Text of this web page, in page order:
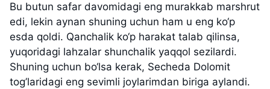
Bu butun safar davomidagi eng murakkab marshrut
edi, lekin aynan shuning uchun ham u eng ko‘p
esda qoldi. Qanchalik ko‘p harakat talab qilinsa,
yuqoridagi lahzalar shunchalik yaqqol sezilardi.
Shuning uchun bo‘lsa kerak, Secheda Dolomit
tog’laridagi eng sevimli joylarimdan biriga aylandi.